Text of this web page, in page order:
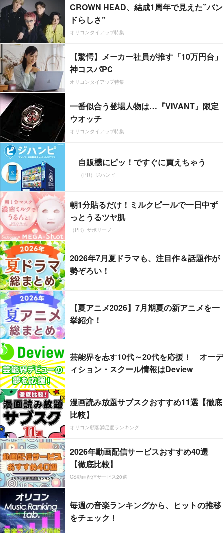
CROWN HEAD、結成1周年で見えた”バン
ドらしさ”
オリコンタイアップ特集
【驚愕】メーカー社員が推す「10万円台」
神コスパPC
オリコンタイアップ特集
一番似合う登場人物は…『VIVANT』限定
ウオッチ
オリコンタイアップ特集
自販機にピッ！ですぐに買えちゃう
（PR）ジハンピ
朝1分貼るだけ！ミルクピールで一日中ず
っとうるツヤ肌
（PR）サボリーノ
2026年7月夏ドラマも、注目作＆話題作が
勢ぞろい！
【夏アニメ2026】7月期夏の新アニメを一
挙紹介！
芸能界を志す10代～20代を応援！ オーデ
ィション・スクール情報はDeview
漫画読み放題サブスクおすすめ11選【徹底
比較】
オリコン顧客満足度ランキング
2026年動画配信サービスおすすめ40選
【徹底比較】
CS動画配信サービス20選
毎週の音楽ランキングから、ヒットの推移
をチェック！